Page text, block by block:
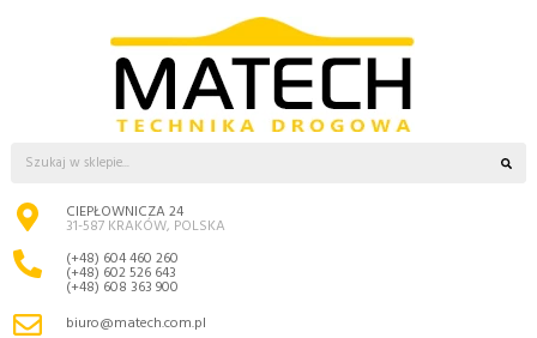
CIEPŁOWNICZA 24
31-587 KRAKÓW, POLSKA
(+48) 604 460 260
(+48) 602 526 643
(+48) 608 363 900
biuro@matech.com.pl